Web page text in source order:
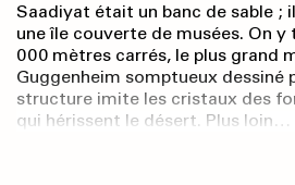
Saadiyat était un banc de sable ;
une île couverte de musées. On
000 mètres carrés, le plus grand
Guggenheim somptueux dessiné
structure imite les cristaux des
qui hérissent le désert. Plus loin…